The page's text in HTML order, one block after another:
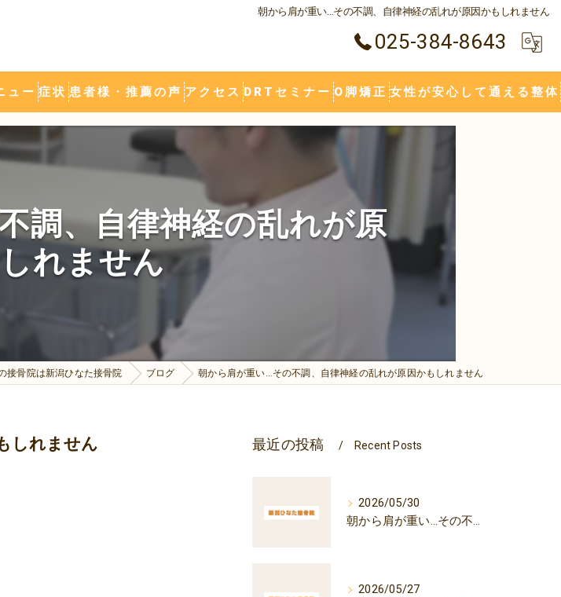
朝から肩が重い…その不調、自律神経の乱れが原因かもしれません
025-384-8643
ュー
れ
症状
頭痛 肩こり 腰痛
自律神経の乱れ
関節痛
シンスプリント しびれ ヘルニア
坐骨神経痛 O脚 むち打ち
患者様・推薦の声 アクセス
新潟ひなた接骨院
DRTセミナー O脚矯正 女性が安心して通える整体
調、自律神経の乱れが原
れません
接骨院は新潟ひなた接骨院 ブログ 朝から肩が重い…その不調、自律神経の乱れが原因かもしれません
しれません 最近の投稿 Recent Posts
2026/05/30
朝から肩が重い…その不調、自律神経の乱れが原因かもしれません
2026/05/27